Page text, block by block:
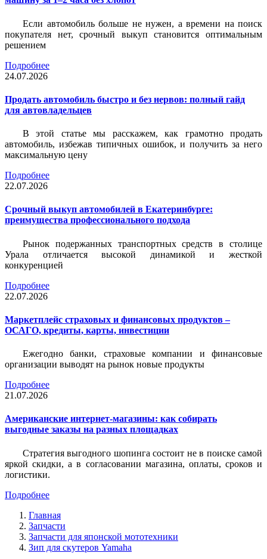
Если автомобиль больше не нужен, а времени на поиск
покупателя нет, срочный выкуп становится оптимальным
решением
Подробнее
24.07.2026
Продать автомобиль быстро и без нервов: полный гайд
для автовладельцев
В этой статье мы расскажем, как грамотно продать
автомобиль, избежав типичных ошибок, и получить за него
максимальную цену
Подробнее
22.07.2026
Срочный выкуп автомобилей в Екатеринбурге:
преимущества профессионального подхода
Рынок подержанных транспортных средств в столице
Урала отличается высокой динамикой и жесткой
конкуренцией
Подробнее
22.07.2026
Маркетплейс страховых и финансовых продуктов –
ОСАГО, кредиты, карты, инвестиции
Ежегодно банки, страховые компании и финансовые
организации выводят на рынок новые продукты
Подробнее
21.07.2026
Американские интернет-магазины: как собирать
выгодные заказы на разных площадках
Стратегия выгодного шопинга состоит не в поиске самой
яркой скидки, а в согласовании магазина, оплаты, сроков и
логистики.
Подробнее
Главная
Запчасти
Запчасти для японской мототехники
Зип для скутеров Yamaha